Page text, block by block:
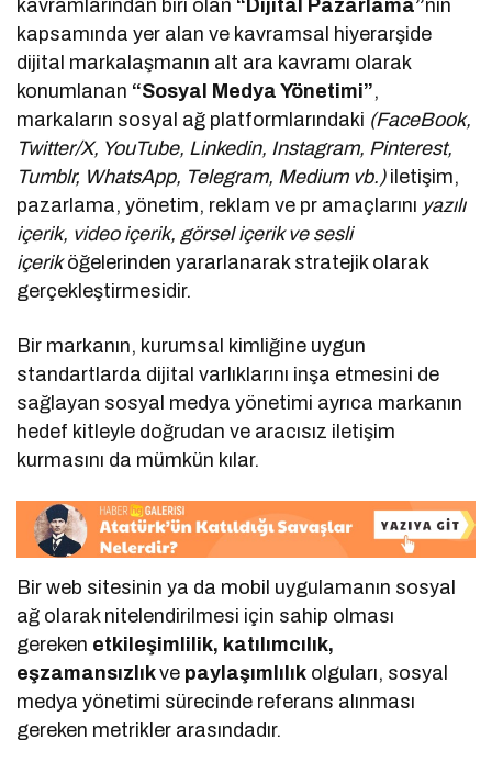
kavramlarından biri olan “Dijital Pazarlama”nın
kapsamında yer alan ve kavramsal hiyerarşide
dijital markalaşmanın alt ara kavramı olarak
konumlanan “Sosyal Medya Yönetimi”,
markaların sosyal ağ platformlarındaki (FaceBook,
Twitter/X, YouTube, Linkedin, Instagram, Pinterest,
Tumblr, WhatsApp, Telegram, Medium vb.) iletişim,
pazarlama, yönetim, reklam ve pr amaçlarını yazılı
içerik, video içerik, görsel içerik ve sesli
içeriköğelerinden yararlanarak stratejik olarak
gerçekleştirmesidir.
Bir markanın, kurumsal kimliğine uygun
standartlarda dijital varlıklarını inşa etmesini de
sağlayan sosyal medya yönetimi ayrıca markanın
hedef kitleyle doğrudan ve aracısız iletişim
kurmasını da mümkün kılar.
Bir web sitesinin ya da mobil uygulamanın sosyal
ağ olarak nitelendirilmesi için sahip olması
gereken etkileşimlilik, katılımcılık,
eşzamansızlıkve paylaşımlılık olguları, sosyal
medya yönetimi sürecinde referans alınması
gereken metrikler arasındadır.